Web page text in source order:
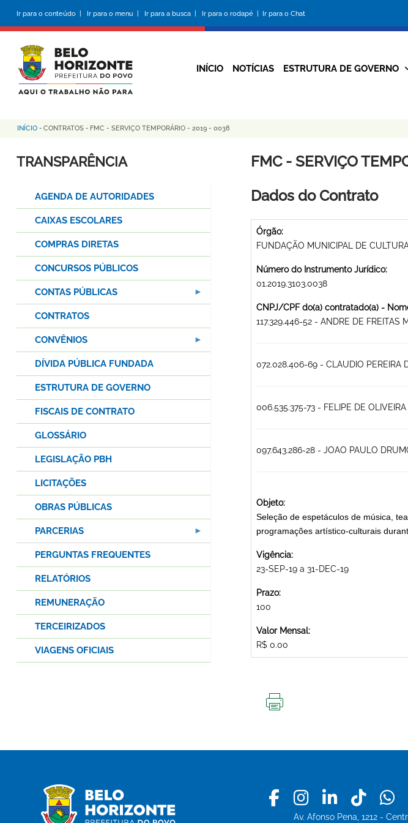
conteúdo
principal
Ir para o conteúdo | Ir para o menu | Ir para a busca | Ir para o rodapé | Ir para o Chat
da
INÍCIO NOTÍCIAS ESTRUTURA DE GOVERNO
Trilha
de
INÍCIO - CONTRATOS - FMC - SERVIÇO TEMPORÁRIO - 2019 - 0038
FMC - SERVIÇO
Dados do Contrato
Órgão:
FUNDAÇÃO MUNICIPAL DE
Número do Instrumento Jurídico:
01.2019.3103.0038
CNPJ/CPF do(a) contratado(a) -
117.329.446-52 - ANDRE DE FREITAS
072.028.406-69 - CLAUDIO PEREIRA
006.535.375-73 - FELIPE DE OLIVEIRA
097.643.286-28 - JOAO PAULO
Objeto:
Seleção de espetáculos de música,
programações artístico-culturais
Vigência:
23-SEP-19 a 31-DEC-19
Prazo:
100
Valor Mensal:
R$ 0.00
TRANSPARÊNCIA
AGENDA DE AUTORIDADES
CAIXAS ESCOLARES
COMPRAS DIRETAS
CONCURSOS PÚBLICOS
CONTAS PÚBLICAS
CONTRATOS
CONVÊNIOS
DÍVIDA PÚBLICA FUNDADA
ESTRUTURA DE GOVERNO
FISCAIS DE CONTRATO
GLOSSÁRIO
LEGISLAÇÃO PBH
LICITAÇÕES
OBRAS PÚBLICAS
PARCERIAS
PERGUNTAS FREQUENTES
RELATÓRIOS
REMUNERAÇÃO
TERCEIRIZADOS
VIAGENS OFICIAIS
Facebook
Instagram
Linkedin
Av. Afonso Pena, 1212 -